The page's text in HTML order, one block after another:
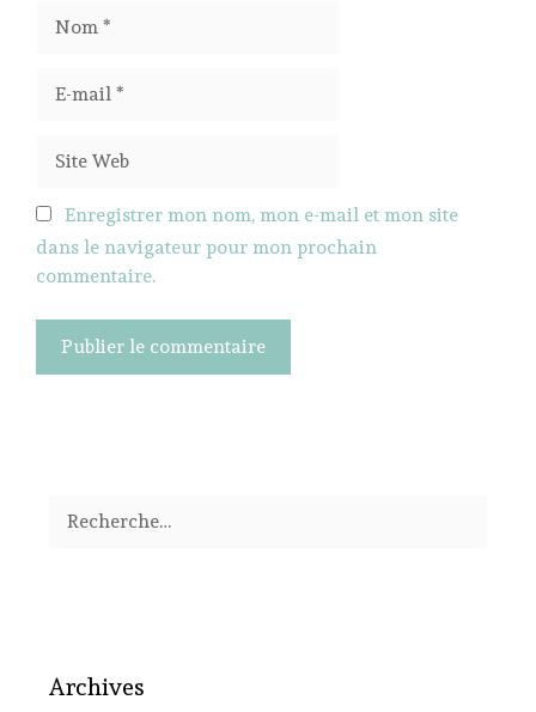
mail
Web
Enregistrer mon nom, mon e-mail et mon site
dans le navigateur pour mon prochain
commentaire.
Rechercher :
Archives